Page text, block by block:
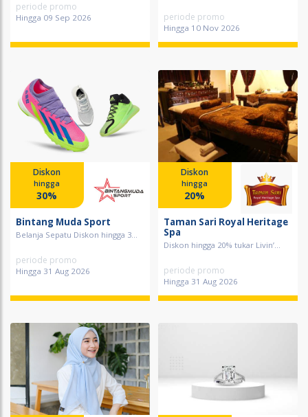
periode promo
Hingga 09 Sep 2026 periode promo
Hingga 10 Nov 2026
Diskon
hingga
30%
Bintang Muda Sport
Belanja Sepatu Diskon hingga 3...
periode promo
Hingga 31 Aug 2026
Diskon
hingga
20%
Taman Sari Royal Heritage
Spa
Diskon hingga 20% tukar Livin’...
periode promo
Hingga 31 Aug 2026